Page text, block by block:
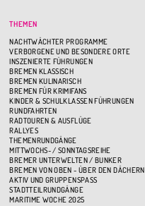
THEMEN
NACHTWÄCHTER PROGRAMME
VERBORGENE UND BESONDERE ORTE
INSZENIERTE FÜHRUNGEN
BREMEN KLASSISCH
BREMEN KULINARISCH
BREMEN FÜR KRIMIFANS
KINDER & SCHULKLASSEN FÜHRUNGEN
RUNDFAHRTEN
RADTOUREN & AUSFLÜGE
RALLYES
THEMENRUNDGÄNGE
MITTWOCHS- / SONNTAGSREIHE
BREMER UNTERWELTEN / BUNKER
BREMEN VON OBEN - ÜBER DEN DÄCHERN
AKTIV UND GRUPPENSPASS
STADTTEILRUNDGÄNGE
MARITIME WOCHE 2025